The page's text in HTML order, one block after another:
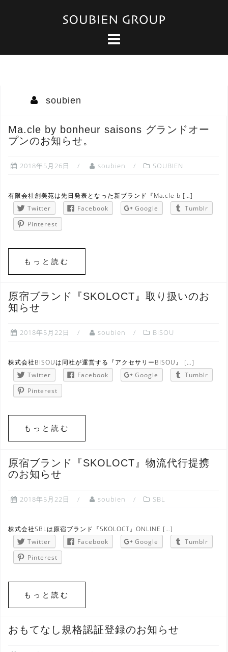
soubien
Ma.cle by bonheur saisons グランドオー
プンのお知らせ。
2018年5月26日 soubien SOUBIEN
有限会社創美苑は先日発表となった新ブランド『Ma.cle b […]
Twitter
Facebook Google
Tumblr
Pinterest
もっと読む
原宿ブランド『SKOLOCT』取り扱いのお
知らせ
2018年5月22日 soubien BISOU
株式会社BISOUは同社が運営する『アクセサリーBISOU』 […]
Twitter
Facebook Google
Tumblr
Pinterest
もっと読む
原宿ブランド『SKOLOCT』物流代行提携
のお知らせ
2018年5月22日 soubien SBL
株式会社SBLは原宿ブランド『SKOLOCT』ONLINE […]
Twitter
Facebook Google
Tumblr
Pinterest
もっと読む
おもてなし規格認証登録のお知らせ